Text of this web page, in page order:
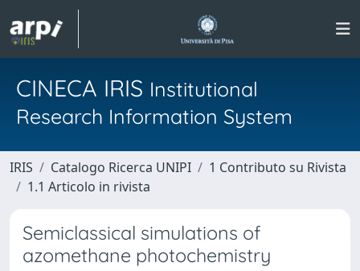
CINECA IRIS Institutional
Research Information System
IRIS Catalogo Ricerca UNIPI
1 Contributo su Rivista
1.1 Articolo in rivista
Semiclassical simulations of
azomethane photochemistry